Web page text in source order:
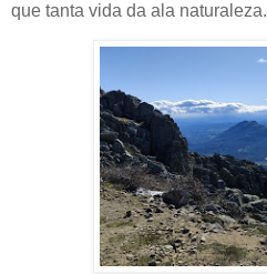
que tanta vida da ala naturaleza.